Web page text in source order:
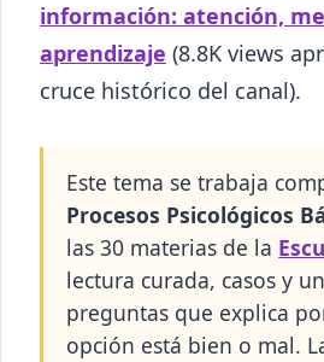
información: atención,
aprendizaje (8.8K views
cruce histórico del canal).
Este tema se trabaja
Procesos Psicológicos
las 30 materias de la
lectura curada, casos y
preguntas que explica
opción está bien o mal.